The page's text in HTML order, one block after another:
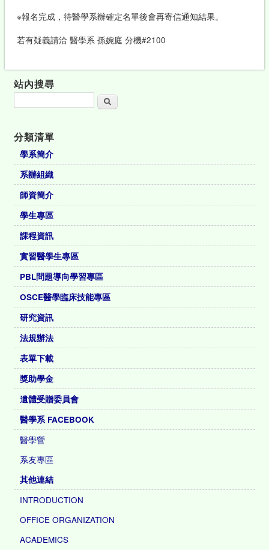
※報名完成，待醫學系辦確定名單後會再寄信通知結果。
若有疑義請洽 醫學系 孫婉庭 分機#2100
站內搜尋
搜尋
分類清單
學系簡介
系辦組織
師資簡介
學生專區
課程資訊
實習醫學生專區
PBL問題導向學習專區
OSCE醫學臨床技能專區
研究資訊
法規辦法
表單下載
獎助學金
遺體受贈委員會
醫學系 FACEBOOK
醫學營
系友專區
其他連結
INTRODUCTION
OFFICE ORGANIZATION
ACADEMICS